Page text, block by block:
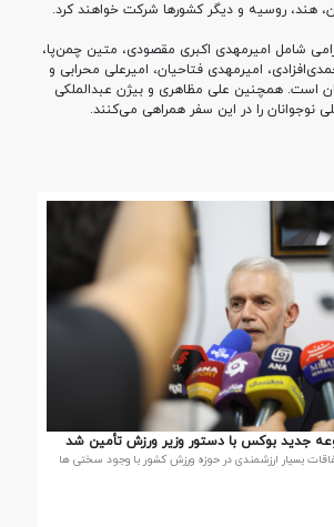
هند، روسیه و دیگر کشورها شرکت خواهند کرد.
شامل امیرمهدی اکبری مقصودی، متین چمن‌پا،
امیرمهدی فتاحیان، امیرعلی محرابی و
است. همچنین علی مظاهری و بیژن عبدالملکی
نوجوانان را در این سفر همراهی می‌کنند.
جدید بوکس با دستور وزیر ورزش تأمین شد
بسیار ارزشمندی در حوزه ورزش کشور با وجود سختی ها